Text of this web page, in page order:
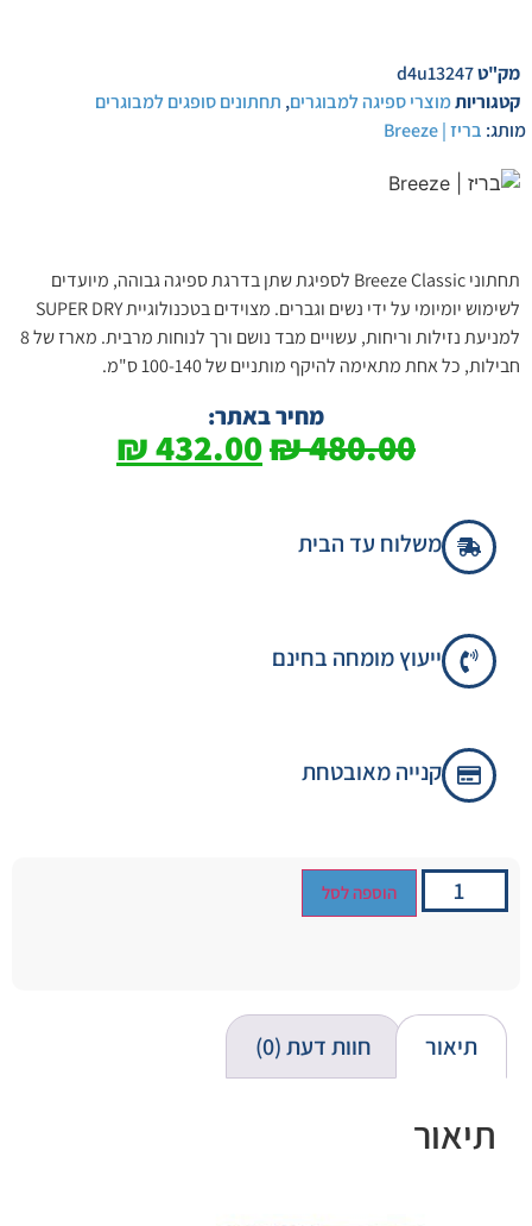
מק"טd4u13247
קטגוריותמוצרי ספיגה למבוגרים, תחתונים סופגים למבוגרים
מותג: בריז | Breeze
תחתוני Breeze Classic לספיגת שתן בדרגת ספיגה גבוהה, מיועדים
לשימוש יומיומי על ידי נשים וגברים. מצוידים בטכנולוגיית SUPER DRY
למניעת נזילות וריחות, עשויים מבד נושם ורך לנוחות מרבית. מארז של 8
חבילות, כל אחת מתאימה להיקף מותניים של 100-140 ס"מ.
מחיר באתר:
480.00
₪
432.00
₪
משלוח עד הבית
ייעוץ מומחה בחינם
קנייה מאובטחת
הוספה לסל
תיאור חוות דעת (0)
תיאור